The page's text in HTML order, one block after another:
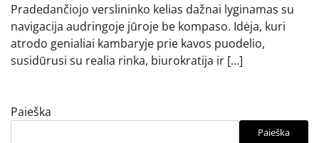
Pradedančiojo verslininko kelias dažnai lyginamas su
navigacija audringoje jūroje be kompaso. Idėja, kuri
atrodo genialiai kambaryje prie kavos puodelio,
susidūrusi su realia rinka, biurokratija ir […]
Paieška
Paieška